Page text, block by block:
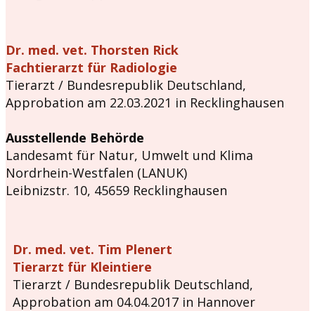
Dr. med. vet. Thorsten Rick
Fachtierarzt für Radiologie
Tierarzt / Bundesrepublik Deutschland,
Approbation am 22.03.2021 in Recklinghausen
Ausstellende Behörde
Landesamt für Natur, Umwelt und Klima
Nordrhein-Westfalen (LANUK)
Leibnizstr. 10, 45659 Recklinghausen
Dr. med. vet. Tim Plenert
Tierarzt für Kleintiere
Tierarzt / Bundesrepublik Deutschland,
Approbation am 04.04.2017 in Hannover